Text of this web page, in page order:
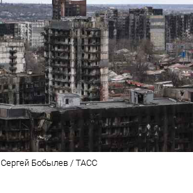
Сергей Бобылев / ТАСС